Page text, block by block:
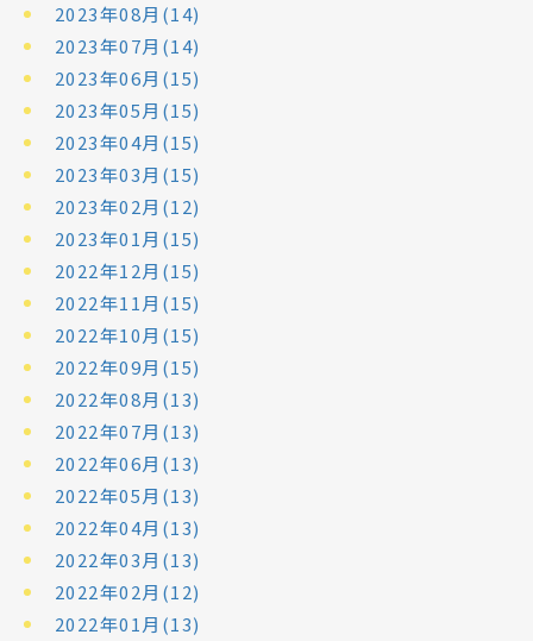
2023年08月(14)
2023年07月(14)
2023年06月(15)
2023年05月(15)
2023年04月(15)
2023年03月(15)
2023年02月(12)
2023年01月(15)
2022年12月(15)
2022年11月(15)
2022年10月(15)
2022年09月(15)
2022年08月(13)
2022年07月(13)
2022年06月(13)
2022年05月(13)
2022年04月(13)
2022年03月(13)
2022年02月(12)
2022年01月(13)